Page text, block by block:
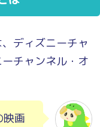
ディズニーチャ
チャンネル・オ
映画